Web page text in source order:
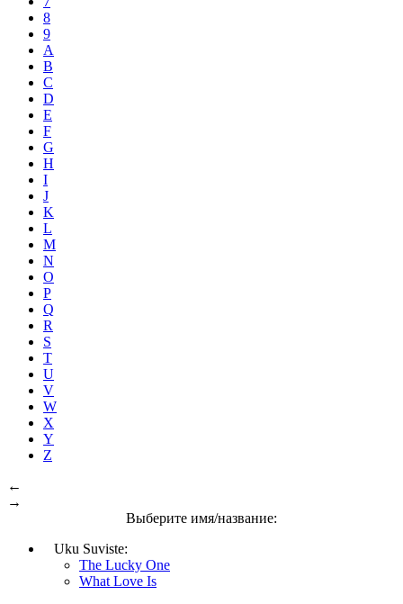
8
9
A
B
C
D
E
F
G
H
I
J
K
L
M
N
O
P
Q
R
S
T
U
V
W
X
Y
Z
←
→
Выберите имя/название:
Uku Suviste:
The Lucky One
What Love Is